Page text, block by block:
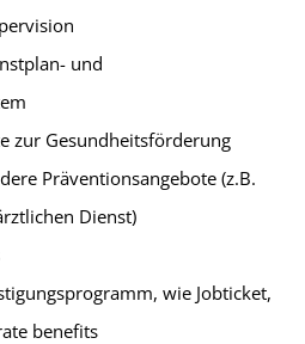
und
zur Gesundheitsförderung
Präventionsangebote (z.B.
Dienst)
wie Jobticket,
benefits